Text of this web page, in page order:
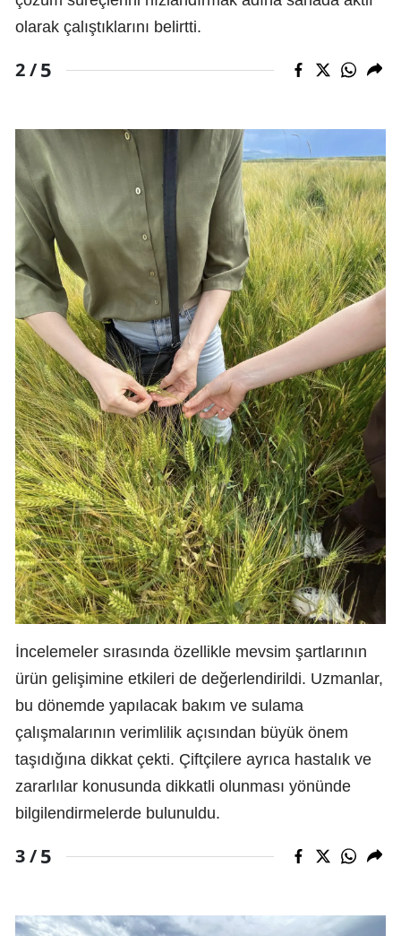
olarak çalıştıklarını belirtti.
2 /5
İncelemeler sırasında özellikle mevsim şartlarının
ürün gelişimine etkileri de değerlendirildi. Uzmanlar,
bu dönemde yapılacak bakım ve sulama
çalışmalarının verimlilik açısından büyük önem
taşıdığına dikkat çekti. Çiftçilere ayrıca hastalık ve
zararlılar konusunda dikkatli olunması yönünde
bilgilendirmelerde bulunuldu.
3 /5